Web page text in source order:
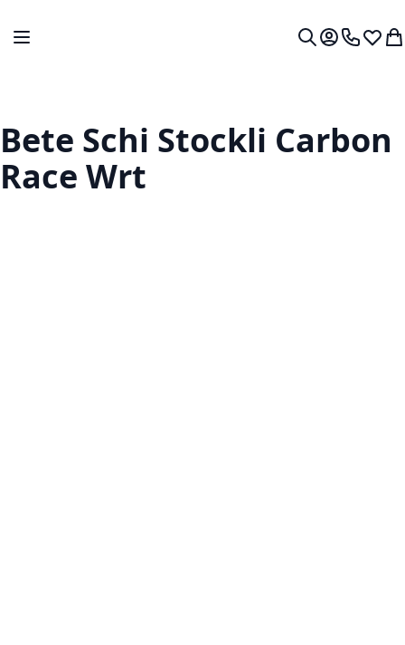
Comutare în navigare
Contul meu.
0724 766
Lista
Bete Schi Stockli Carbon
Race Wrt